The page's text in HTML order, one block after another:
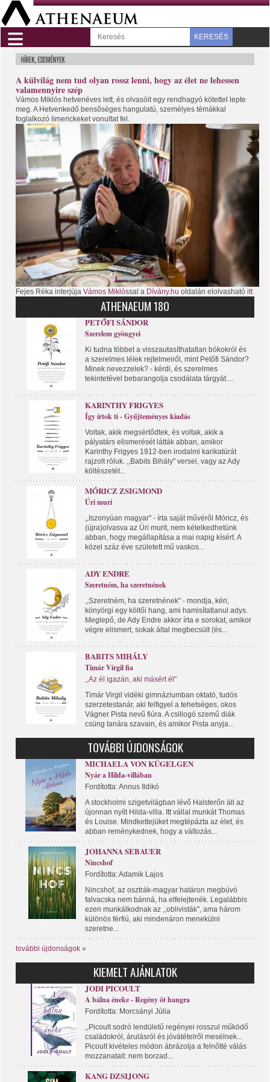
≡ KERESÉS
A külvilág nem tud olyan rossz lenni, hogy az élet ne lehessen
valamennyire szép
Vámos Miklós hetvenéves lett, és olvasóit egy rendhagyó kötettel lepte
meg. A Hetvenkedő bensőséges hangulatú, személyes témákkal
foglalkozó limerickeket vonultat fel.
Fejes Réka interjúja Vámos Miklóssal a Dívány.hu oldalán elolvasható itt
ATHENAEUM 180
PETŐFI SÁNDOR
Szerelem gyöngyei
Ki tudna többet a visszautasíthatatlan bókokról és
a szerelmes lélek rejtelmeiről, mint Petőfi Sándor?
Minek nevezzelek? - kérdi, és szerelmes
tekintetével bebarangolja csodálata tárgyát....
KARINTHY FRIGYES
Így írtok ti - Gyűjteményes kiadás
Voltak, akik megsértődtek, és voltak, akik a
pályatárs elismerését látták abban, amikor
Karinthy Frigyes 1912-ben irodalmi karikatúrát
rajzolt róluk. ,,Babits Bihály" versei, vagy az Ady
költészetét...
MÓRICZ ZSIGMOND
Úri muri
,,Iszonyúan magyar" - írta saját művéről Móricz, és
(újra)olvasva az Úri murit, nem kételkedhetünk
abban, hogy megállapítása a mai napig kísért. A
közel száz éve született mű vaskos...
ADY ENDRE
Szeretném, ha szeretnének
,,Szeretném, ha szeretnének" - mondja, kéri,
könyörgi egy költői hang, ami hamisítatlanul adys.
Meglepő, de Ady Endre akkor írta e sorokat, amikor
végre elismert, sokak által megbecsült (és...
BABITS MIHÁLY
Timár Virgil fia
,,Az él igazán, aki másért él"
Timár Virgil vidéki gimnáziumban oktató, tudós
szerzetestanár, aki felfigyel a tehetséges, okos
Vágner Pista nevű fiúra. A csillogó szemű diák
csüng tanára szavain, és amikor Pista anyja...
TOVÁBBI ÚJDONSÁGOK
MICHAELA VON KÜGELGEN
Nyár a Hilda-villában
Fordította: Annus Ildikó
A stockholmi szigetvilágban lévő Halsterőn áll az
újonnan nyílt Hilda-villa. Itt vállal munkát Thomas
és Louise. Mindkettejüket megtépázta az élet, és
abban reménykednek, hogy a változás...
JOHANNA SEBAUER
Nincshof
Fordította: Adamik Lajos
Nincshof, az osztrák-magyar határon megbúvó
falvacska nem bánná, ha elfelejtenék. Legalábbis
ezen munkálkodnak az ,,oblivisták", ama három
különös férfiú, aki mindenáron menekülni
szeretne...
további újdonságok »
KIEMELT AJÁNLATOK
JODI PICOULT
A bálna éneke - Regény öt hangra
Fordította: Morcsányi Júlia
,,Picoult sodró lendületű regényei rosszul működő
családokról, árulásról és jóvátételről mesélnek...
Picoult kivételes módon ábrázolja a felnőtté válás
mozzanatait: nem borzad...
KANG DZSIJONG